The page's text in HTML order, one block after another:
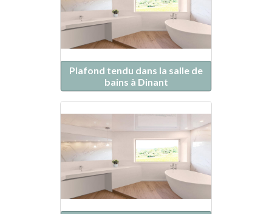
Plafond tendu dans la salle de
bains à Dinant